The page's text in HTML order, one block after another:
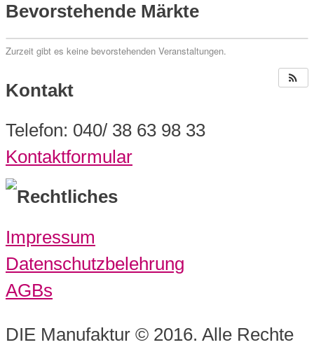
Bevorstehende Märkte
Zurzeit gibt es keine bevorstehenden Veranstaltungen.
Kontakt
Telefon: 040/ 38 63 98 33
Kontaktformular
Rechtliches
Impressum
Datenschutzbelehrung
AGBs
DIE Manufaktur © 2016. Alle Rechte